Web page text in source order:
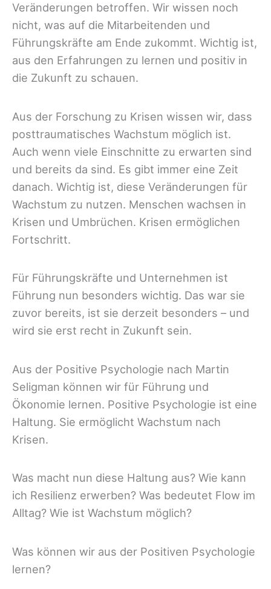
Veränderungen betroffen. Wir wissen noch
nicht, was auf die Mitarbeitenden und
Führungskräfte am Ende zukommt. Wichtig ist,
aus den Erfahrungen zu lernen und positiv in
die Zukunft zu schauen.
Aus der Forschung zu Krisen wissen wir, dass
posttraumatisches Wachstum möglich ist.
Auch wenn viele Einschnitte zu erwarten sind
und bereits da sind. Es gibt immer eine Zeit
danach. Wichtig ist, diese Veränderungen für
Wachstum zu nutzen. Menschen wachsen in
Krisen und Umbrüchen. Krisen ermöglichen
Fortschritt.
Für Führungskräfte und Unternehmen ist
Führung nun besonders wichtig. Das war sie
zuvor bereits, ist sie derzeit besonders – und
wird sie erst recht in Zukunft sein.
Aus der Positive Psychologie nach Martin
Seligman können wir für Führung und
Ökonomie lernen. Positive Psychologie ist eine
Haltung. Sie ermöglicht Wachstum nach
Krisen.
Was macht nun diese Haltung aus? Wie kann
ich Resilienz erwerben? Was bedeutet Flow im
Alltag? Wie ist Wachstum möglich?
Was können wir aus der Positiven Psychologie
lernen?